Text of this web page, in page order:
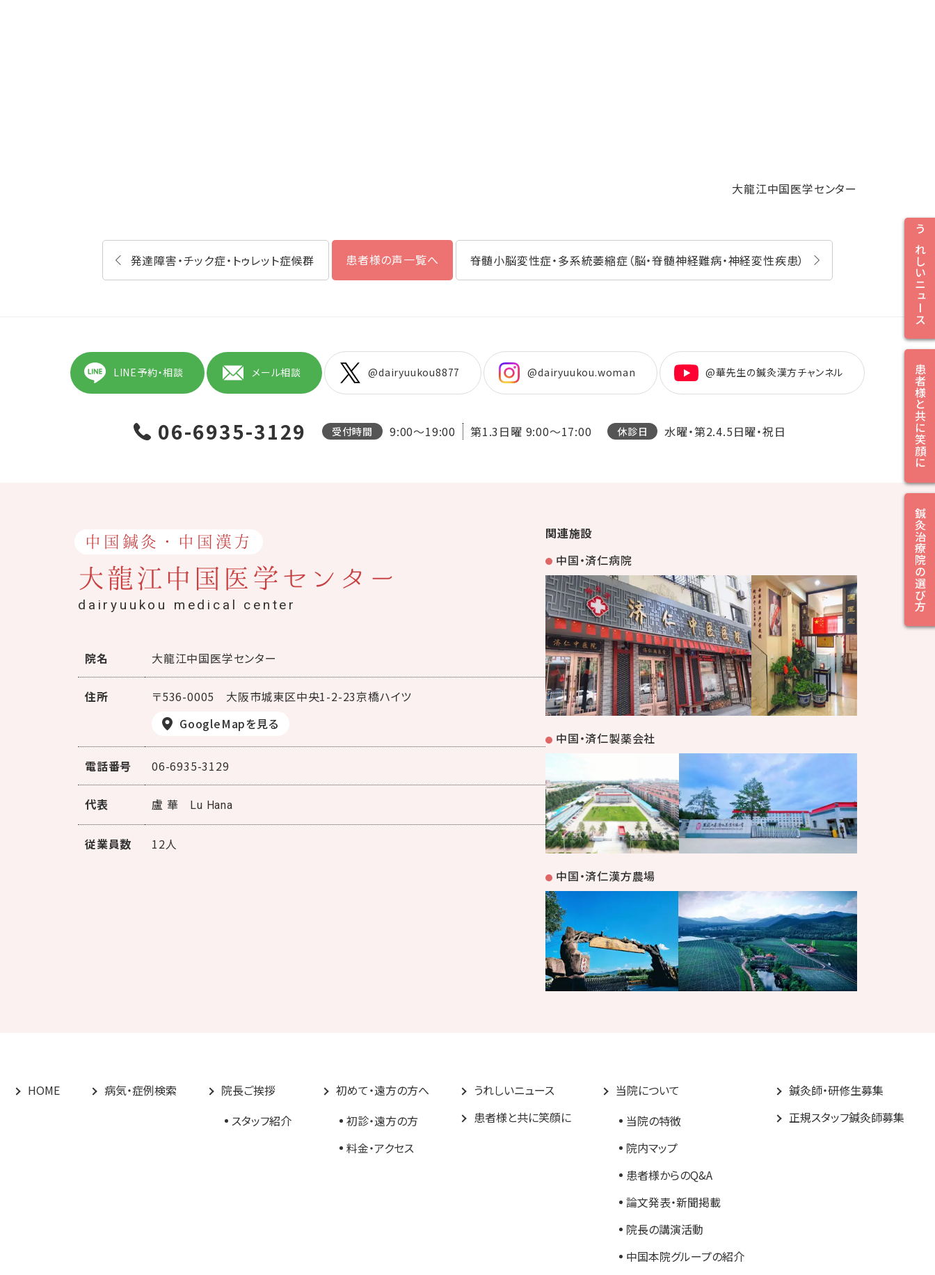
うれしいニュース
患者様と共に笑顔に
鍼灸治療院の選び方
大龍江中国医学センター
患者様の声一覧へ
発達障害・チック症・トゥレット症候群 脊髄小脳変性症・多系統萎縮症（脳・脊髄神経難病・神経変性疾患）
LINE予約・相談 メール相談 @dairyuukou8877 @dairyuukou.woman @華先生の鍼灸漢方チャンネル
06-6935-3129 受付時間 9:00～19:00 第1.3日曜 9:00～17:00 休診日 水曜・第2.4.5日曜・祝日
中国鍼灸・中国漢方
大龍江中国医学センター
dairyuukou medical center
院名 大龍江中国医学センター
住所 〒536-0005 大阪市城東区中央1-2-23京橋ハイツ
GoogleMapを見る
電話番号 06-6935-3129
代表 盧 華 Lu Hana
従業員数 12人
関連施設
中国・済仁病院
中国・済仁製薬会社
中国・済仁漢方農場
HOME 病気・症例検索
院長ご挨拶
スタッフ紹介
初めて・遠方の方へ
初診・遠方の方
料金・アクセス
うれしいニュース
患者様と共に笑顔に
当院について
当院の特徴
院内マップ
患者様からのQ&A
論文発表・新聞掲載
院長の講演活動
中国本院グループの紹介
鍼灸師・研修生募集
正規スタッフ鍼灸師募集